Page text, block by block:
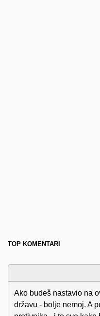
TOP KOMENTARI
Ako budeš nastavio na
državu - bolje nemoj. A